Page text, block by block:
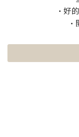
•好
•